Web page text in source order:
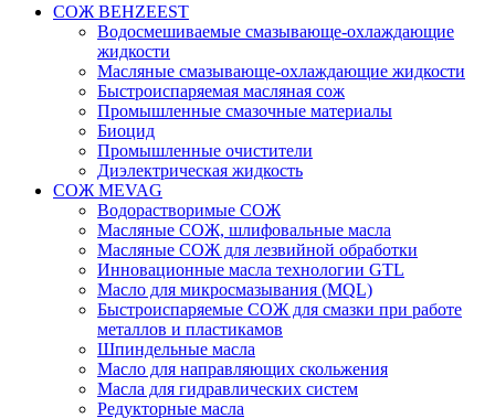
СОЖ BEHZEEST
Водосмешиваемые смазывающе-охлаждающие
жидкости
Масляные смазывающе-охлаждающие жидкости
Быстроиспаряемая масляная сож
Промышленные смазочные материалы
Биоцид
Промышленные очистители
Диэлектрическая жидкость
СОЖ MEVAG
Водорастворимые СОЖ
Масляные СОЖ, шлифовальные масла
Масляные СОЖ для лезвийной обработки
Инновационные масла технологии GTL
Масло для микросмазывания (MQL)
Быстроиспаряемые СОЖ для смазки при работе
металлов и пластикамов
Шпиндельные масла
Масло для направляющих скольжения
Масла для гидравлических систем
Редукторные масла